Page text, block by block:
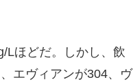
Lほどだ。しかし、飲
エヴィアンが304、ヴ